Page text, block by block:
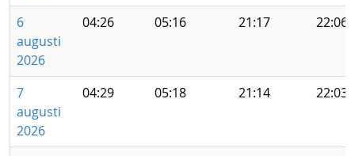
6
augusti
2026
04:26 05:16 21:17 22:06
7
augusti
2026
04:29 05:18 21:14 22:03